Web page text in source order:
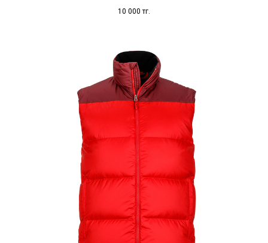
10 000 тг.